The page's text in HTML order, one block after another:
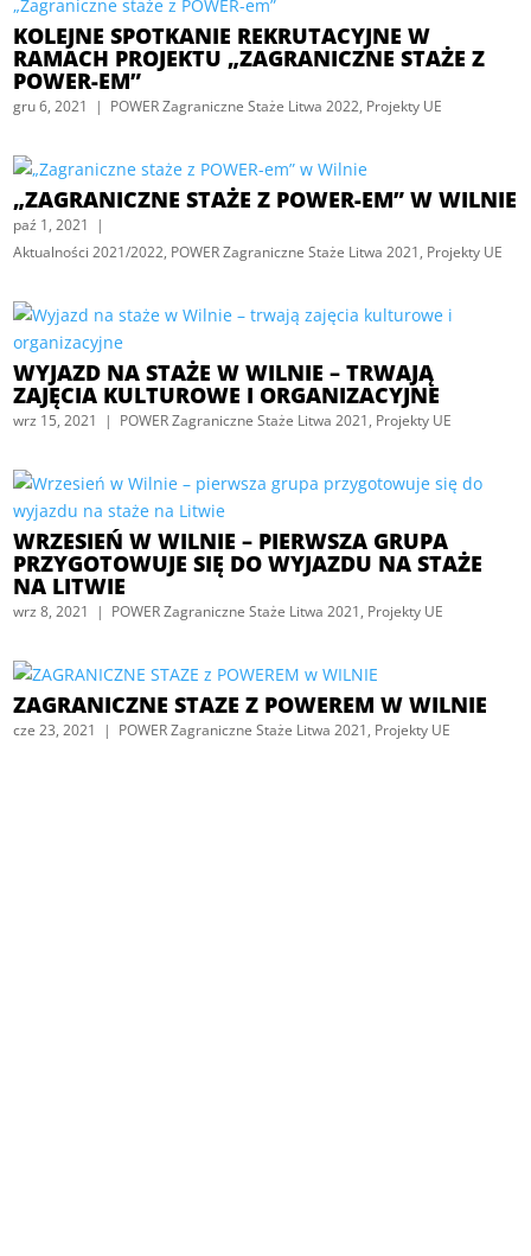
KOLEJNE SPOTKANIE REKRUTACYJNE W
RAMACH PROJEKTU „ZAGRANICZNE STAŻE Z
POWER-EM”
gru 6, 2021 | POWER Zagraniczne Staże Litwa 2022, Projekty UE
„ZAGRANICZNE STAŻE Z POWER-EM” W WILNIE
paź 1, 2021
|
Aktualności 2021/2022, POWER Zagraniczne Staże Litwa 2021, Projekty UE
WYJAZD NA STAŻE W WILNIE – TRWAJĄ
ZAJĘCIA KULTUROWE I ORGANIZACYJNE
wrz 15, 2021 | POWER Zagraniczne Staże Litwa 2021, Projekty UE
WRZESIEŃ W WILNIE – PIERWSZA GRUPA
PRZYGOTOWUJE SIĘ DO WYJAZDU NA STAŻE
NA LITWIE
wrz 8, 2021 | POWER Zagraniczne Staże Litwa 2021, Projekty UE
ZAGRANICZNE STAZE Z POWEREM W WILNIE
cze 23, 2021 | POWER Zagraniczne Staże Litwa 2021, Projekty UE